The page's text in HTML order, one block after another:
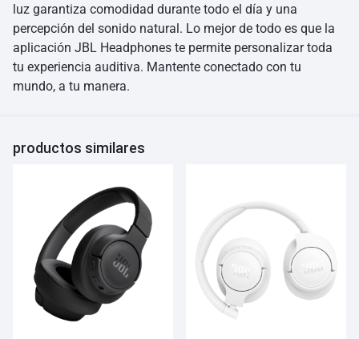
luz garantiza comodidad durante todo el día y una
percepción del sonido natural. Lo mejor de todo es que la
aplicación JBL Headphones te permite personalizar toda
tu experiencia auditiva. Mantente conectado con tu
mundo, a tu manera.
productos similares